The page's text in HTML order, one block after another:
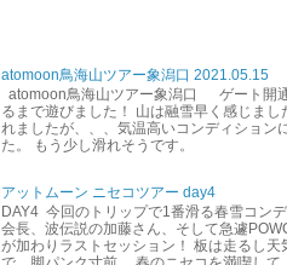
atomoon鳥海山ツアー象潟口 2021.05.15
atomoon鳥海山ツアー象潟口 ゲート開
るまで遊びました！ 山は融雪早く感じまし
れましたが、、、気温高いコンディション
た。 もう少し滑れそうです。
アットムーン ニセコツアー day4
DAY4 今回のトリップで1番滑る春雪コン
会長、波伝説の加藤さん、そして急遽
が加わりラストセッション！ 板は走るし天